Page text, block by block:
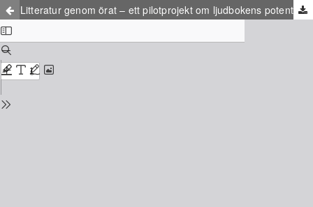
Litteratur genom örat – ett pilotprojekt om ljudbokens potential och begräsningar